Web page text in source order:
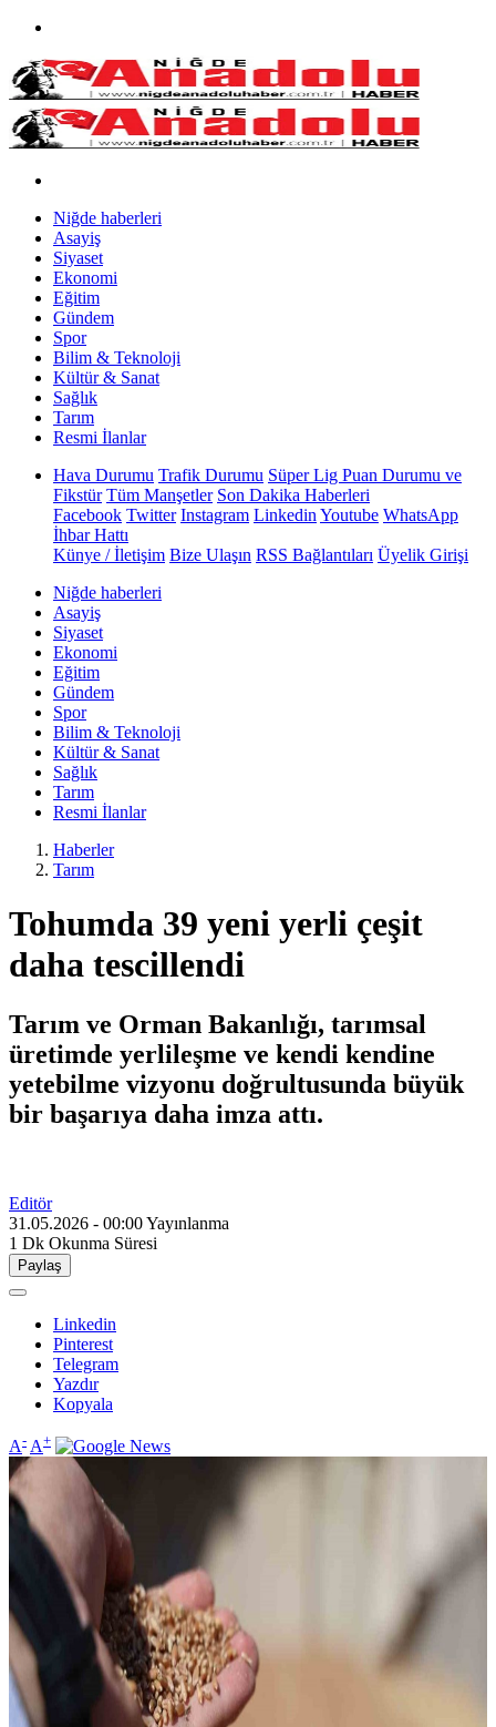
Niğde haberleri
Asayiş
Siyaset
Ekonomi
Eğitim
Gündem
Spor
Bilim & Teknoloji
Kültür & Sanat
Sağlık
Tarım
Resmi İlanlar
Hava Durumu Trafik Durumu Süper Lig Puan Durumu ve
Fikstür Tüm Manşetler Son Dakika Haberleri
Facebook Twitter Instagram Linkedin Youtube WhatsApp
İhbar Hattı
Künye / İletişim Bize Ulaşın RSS Bağlantıları Üyelik Girişi
Niğde haberleri
Asayiş
Siyaset
Ekonomi
Eğitim
Gündem
Spor
Bilim & Teknoloji
Kültür & Sanat
Sağlık
Tarım
Resmi İlanlar
Haberler
Tarım
Tohumda 39 yeni yerli çeşit
daha tescillendi
Tarım ve Orman Bakanlığı, tarımsal
üretimde yerlileşme ve kendi kendine
yetebilme vizyonu doğrultusunda büyük
bir başarıya daha imza attı.
Editör
31.05.2026 - 00:00Yayınlanma
1 Dk Okunma Süresi
Paylaş
Linkedin
Pinterest
Telegram
Yazdır
Kopyala
A- A+